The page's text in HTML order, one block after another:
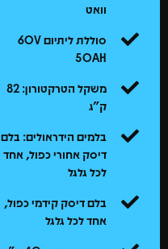
וואט
סוללת ליתיום 60V
50AH
משקל הטרקטורון: 82
ק"ג
בלמים הידראולים: בלם
דיסק אחורי כפול, אחד
לכל גלגל
בלם דיסק קידמי כפול,
אחד לכל גלגל